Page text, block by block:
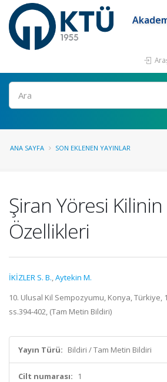
Ara
ANA SAYFA SON EKLENEN YAYINLAR
Şiran Yöresi
Özellikleri
İKİZLER S. B.,Aytekin M.
10. Ulusal Kil Sempozyumu, Konya, Türkiye,
ss.394-402, (Tam Metin Bildiri)
Yayın Türü: Bildiri / Tam Metin Bildiri
Cilt numarası: 1